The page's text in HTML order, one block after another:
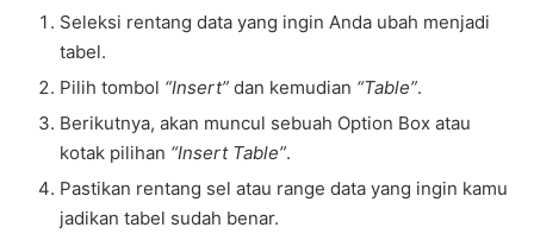
Seleksi rentang data yang ingin Anda ubah menjadi
tabel.
Pilih tombol “Insert” dan kemudian “Table”.
Berikutnya, akan muncul sebuah Option Box atau
kotak pilihan “Insert Table”.
Pastikan rentang sel atau range data yang ingin kamu
jadikan tabel sudah benar.